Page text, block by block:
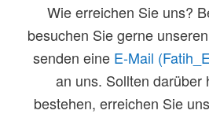
Wie erreichen Sie uns?
besuchen Sie gerne unseren
senden eine E-Mail
an uns. Sollten darüber
bestehen, erreichen Sie